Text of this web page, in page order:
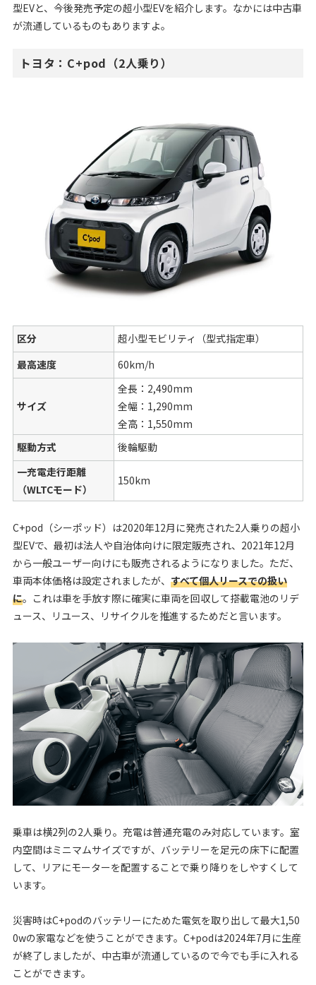
型EVと、今後発売予定の超小型EVを紹介します。なかには中古車
が流通しているものもありますよ。
トヨタ：C+pod（2人乗り）
区分
超小型モビリティ（型式指定車）
最高速度
60km/h
サイズ
全長：2,490mm
全幅：1,290mm
全高：1,550mm
駆動方式
後輪駆動
一充電走行距離
（WLTCモード）
150km
C+pod（シーポッド）は2020年12月に発売された2人乗りの超小
型EVで、最初は法人や自治体向けに限定販売され、2021年12月
から一般ユーザー向けにも販売されるようになりました。ただ、
車両本体価格は設定されましたが、 すべて個人リースでの扱い
に。これは車を手放す際に確実に車両を回収して搭載電池のリデ
ュース、リユース、リサイクルを推進するためだと言います。
乗車は横2列の2人乗り。充電は普通充電のみ対応しています。室
内空間はミニマムサイズですが、バッテリーを足元の床下に配置
して、リアにモーターを配置することで乗り降りをしやすくして
います。
災害時はC+podのバッテリーにためた電気を取り出して最大1,50
0wの家電などを使うことができます。C+podは2024年7月に生産
が終了しましたが、中古車が流通しているので今でも手に入れる
ことができます。